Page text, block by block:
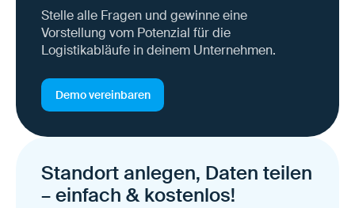
Stelle alle Fragen und gewinne eine
Vorstellung vom Potenzial für die
Logistikabläufe in deinem Unternehmen.
Demo vereinbaren
Standort anlegen, Daten teilen
– einfach & kostenlos!